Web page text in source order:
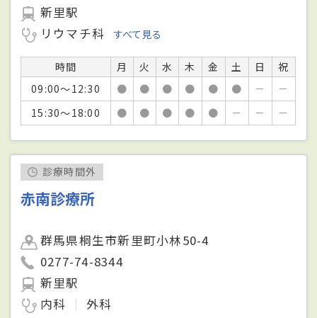
新里駅
リウマチ科
すべて見る
時間 月 火 水 木 金 土 日
祝
09:00～12:30
● ● ● ● ● ● －
－
15:30～18:00
● ● ● ● ● － － －
診療時間外
赤南診療所
群馬県桐生市新里町小林50-4
0277-74-8344
新里駅
内科
外科